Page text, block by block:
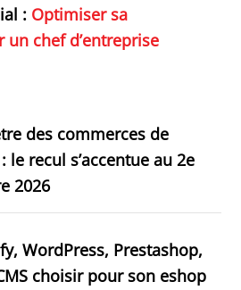
: Optimiser sa
chef d’entreprise
des commerces de
le recul s’accentue au 2e
2026
WordPress, Prestashop,
choisir pour son eshop